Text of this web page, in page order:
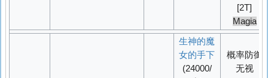
[2T]
Magia
生神的魔
女的手下
(24000/
概率防御
无视